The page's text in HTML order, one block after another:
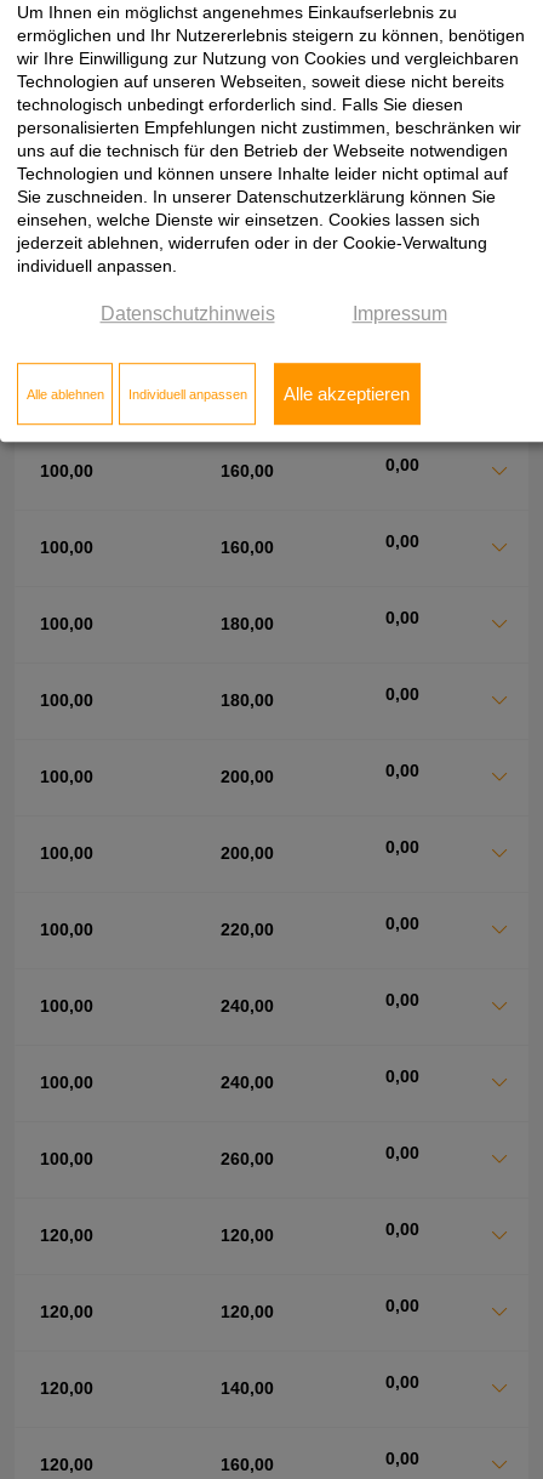
100,00 120,00 0,00
100,00 120,00 0,00
100,00 0,00
100,00 140,00 0,00
140,00 0,00
100,00 160,00 0,00
100,00 160,00 0,00
100,00 160,00 0,00
100,00 180,00 0,00
100,00 180,00 0,00
100,00 200,00 0,00
100,00 200,00 0,00
100,00 220,00 0,00
100,00 240,00 0,00
100,00 240,00 0,00
100,00 260,00 0,00
120,00 120,00 0,00
120,00 120,00 0,00
120,00 140,00 0,00
120,00 160,00 0,00
Um Ihnen ein möglichst angenehmes Einkaufserlebnis zu
ermöglichen und Ihr Nutzererlebnis steigern zu können, benötigen
wir Ihre Einwilligung zur Nutzung von Cookies und vergleichbaren
Technologien auf unseren Webseiten, soweit diese nicht bereits
technologisch unbedingt erforderlich sind. Falls Sie diesen
personalisierten Empfehlungen nicht zustimmen, beschränken wir
uns auf die technisch für den Betrieb der Webseite notwendigen
Technologien und können unsere Inhalte leider nicht optimal auf
Sie zuschneiden. In unserer Datenschutzerklärung können Sie
einsehen, welche Dienste wir einsetzen. Cookies lassen sich
jederzeit ablehnen, widerrufen oder in der Cookie-Verwaltung
individuell anpassen.
Datenschutzhinweis Impressum
Alle ablehnen Individuell anpassen Alle akzeptieren